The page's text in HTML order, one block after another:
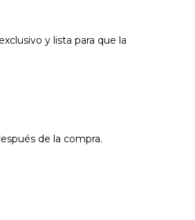
y lista para que la
de la compra.